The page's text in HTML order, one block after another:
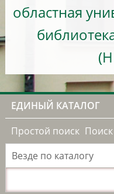
областная
ЕДИНЫЙ КАТАЛОГ
Простой поиск
Везде по каталогу